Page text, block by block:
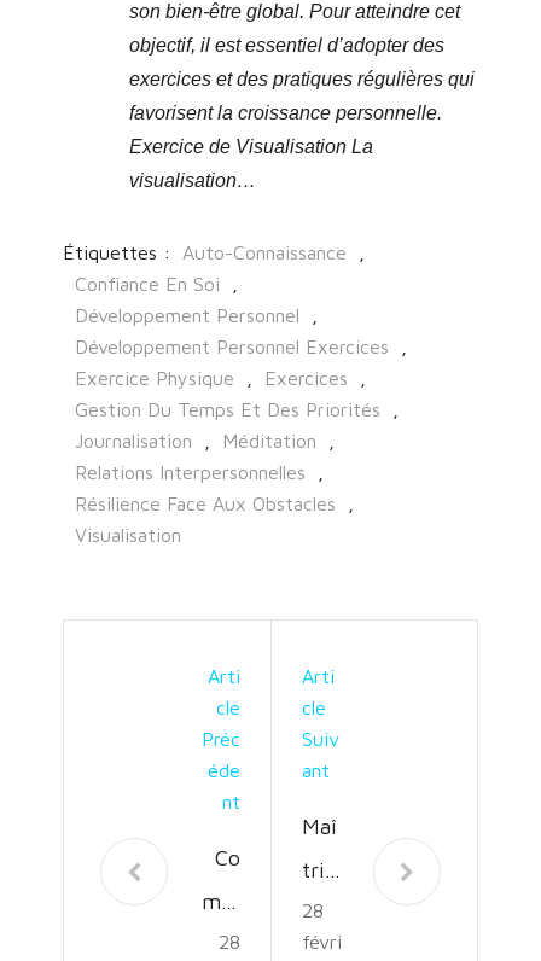
son bien-être global. Pour atteindre cet
objectif, il est essentiel d’adopter des
exercices et des pratiques régulières qui
favorisent la croissance personnelle.
Exercice de Visualisation La
visualisation…
Étiquettes : Auto-Connaissance
Confiance En Soi
Développement Personnel
Développement Personnel Exercices
Exercice Physique
Exercices
Gestion Du Temps Et Des Priorités
Journalisation
Méditation
Relations Interpersonnelles
Résilience Face Aux Obstacles
Visualisation
Arti
Cle
Préc
Éde
Nt
Co
mpr
end
28
Arti
Cle
Suiv
Ant
Maî
tris
er
28
févri